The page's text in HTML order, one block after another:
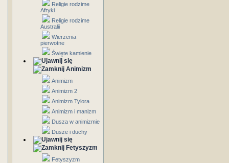
Religie rodzime
Afryki
Religie rodzime
Australii
Wierzenia
pierwotne
Święte kamienie
Animizm
Animizm
Animizm 2
Animizm Tylora
Animizm i manizm
Dusza w animizmie
Dusze i duchy
Fetyszyzm
Fetyszyzm